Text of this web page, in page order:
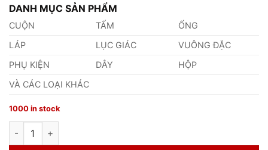
DANH MỤC SẢN PHẨM
CUỘN TẤM
ỐNG
LÁP
LỤC GIÁC
VUÔNG ĐẶC
PHỤ KIỆN
DÂY
HỘP
VÀ CÁC LOẠI KHÁC
1000 in stock
Cuộn Hastelloy X quantity